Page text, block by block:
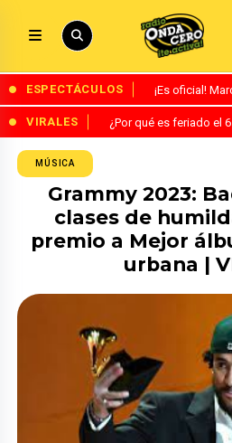
ESPECTÁCULOS ¡Es oficial!
VIRALES ¿Por qué es feriado el
MÚSICA
Grammy 2023:
clases de
premio a Mejor
urbana |